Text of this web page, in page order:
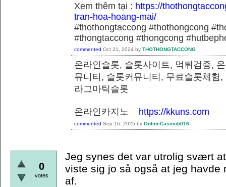
Xem thêm tại : https://
tran-hoa-hoang-mai/
#thothongtaccong #thothongcong
#thongtaccong #thongcong
commented Oct 21, 2024 by THOTHONGTACCONG
온라인슬롯, 슬롯사이트, 먹튀검증,
뮤니티, 슬롯커뮤니티, 무료슬롯체험
라그마틱슬롯
온라인카지노 https://kkuns.com
commented Sep 16, 2025 by OnlineCasino5016
0
votes
Jeg synes det var utrolig svært
viste sig jo så også at jeg
af.